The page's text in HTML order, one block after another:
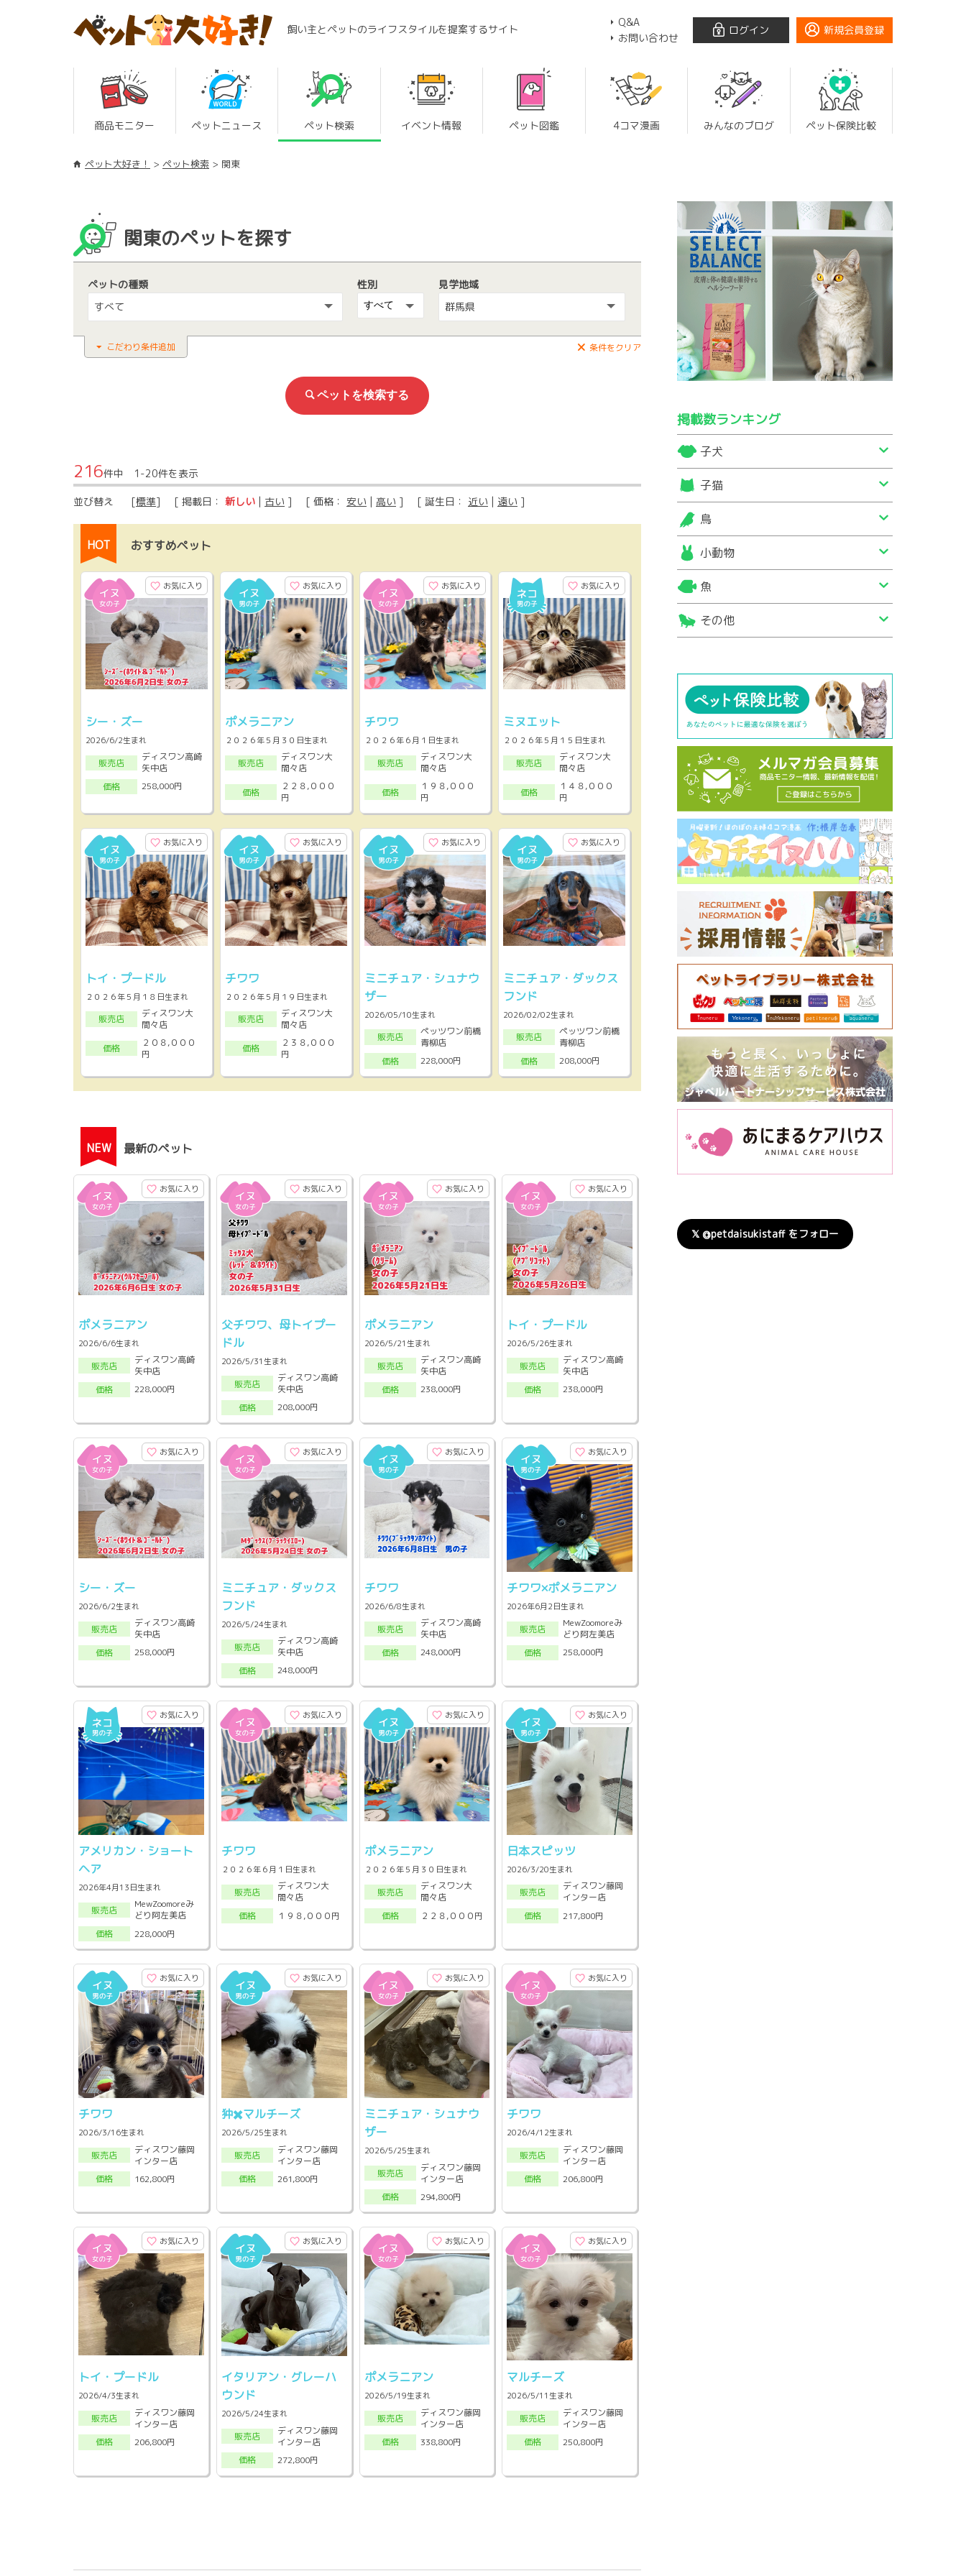
飼い主とペットのライフスタイルを提案するサイト
Q&A
お問い合わせ
ログイン 新規会員登録
商品モニター ペットニュース ペット検索 イベント情報 ペット図鑑 4コマ漫画 みんなのブログ ペット保険比較
ペット大好き！ ペット検索 関東
関東のペットを探す
ペットの種類
すべて
性別
見学地域
群馬県
こだわり条件追加 条件をクリア
216件中 1-20件を表示
並び替え [標準] [ 掲載日： 新しい | 古い ] [ 価格： 安い | 高い ] [ 誕生日： 近い | 遠い ]
HOT おすすめペット
お気に入り
シー・ズー
2026/6/2生まれ
販売店
ディスワン高崎
矢中店
価格
258,000円
お気に入り
ポメラニアン
２０２６年５月３０日生まれ
販売店
ディスワン大
間々店
価格
２２８,０００
円
お気に入り
チワワ
２０２６年６月１日生まれ
販売店
ディスワン大
間々店
価格
１９８,０００
円
お気に入り
ミヌエット
２０２６年５月１５日生まれ
販売店
ディスワン大
間々店
価格
１４８,０００
円
お気に入り
トイ・プードル
２０２６年５月１８日生まれ
販売店
ディスワン大
間々店
価格
２０８,０００
円
お気に入り
チワワ
２０２６年５月１９日生まれ
販売店
ディスワン大
間々店
価格
２３８,０００
円
お気に入り
ミニチュア・シュナウ
ザー
2026/05/10生まれ
販売店
ペッツワン前橋
青柳店
価格
228,000円
お気に入り
ミニチュア・ダックス
フンド
2026/02/02生まれ
販売店
ペッツワン前橋
青柳店
価格
208,000円
NEW 最新のペット
お気に入り
ポメラニアン
2026/6/6生まれ
販売店
ディスワン高崎
矢中店
価格
228,000円
お気に入り
父チワワ、母トイプー
ドル
2026/5/31生まれ
販売店
ディスワン高崎
矢中店
価格
208,000円
お気に入り
ポメラニアン
2026/5/21生まれ
販売店
ディスワン高崎
矢中店
価格
238,000円
お気に入り
トイ・プードル
2026/5/26生まれ
販売店
ディスワン高崎
矢中店
価格
238,000円
お気に入り
シー・ズー
2026/6/2生まれ
販売店
ディスワン高崎
矢中店
価格
258,000円
お気に入り
ミニチュア・ダックス
フンド
2026/5/24生まれ
販売店
ディスワン高崎
矢中店
価格
248,000円
お気に入り
チワワ
2026/6/8生まれ
販売店
ディスワン高崎
矢中店
価格
248,000円
お気に入り
チワワ×ポメラニアン
2026年6月2日生まれ
販売店
MewZoomoreみ
どり阿左美店
価格
258,000円
お気に入り
アメリカン・ショート
ヘア
2026年4月13日生まれ
販売店
MewZoomoreみ
どり阿左美店
価格
228,000円
お気に入り
チワワ
２０２６年６月１日生まれ
販売店
ディスワン大
間々店
価格
１９８,０００円
お気に入り
ポメラニアン
２０２６年５月３０日生まれ
販売店
ディスワン大
間々店
価格
２２８,０００円
お気に入り
日本スピッツ
2026/3/20生まれ
販売店
ディスワン藤岡
インター店
価格
217,800円
お気に入り
チワワ
2026/3/16生まれ
販売店
ディスワン藤岡
インター店
価格
162,800円
お気に入り
狆✖️マルチーズ
2026/5/25生まれ
販売店
ディスワン藤岡
インター店
価格
261,800円
お気に入り
ミニチュア・シュナウ
ザー
2026/5/25生まれ
販売店
ディスワン藤岡
インター店
価格
294,800円
お気に入り
チワワ
2026/4/12生まれ
販売店
ディスワン藤岡
インター店
価格
206,800円
お気に入り
トイ・プードル
2026/4/3生まれ
販売店
ディスワン藤岡
インター店
価格
206,800円
お気に入り
イタリアン・グレーハ
ウンド
2026/5/24生まれ
販売店
ディスワン藤岡
インター店
価格
272,800円
お気に入り
ポメラニアン
2026/5/19生まれ
販売店
ディスワン藤岡
インター店
価格
338,800円
お気に入り
マルチーズ
2026/5/11生まれ
販売店
ディスワン藤岡
インター店
価格
250,800円
掲載数ランキング
子犬
子猫
鳥
小動物
魚
その他
𝕏 @petdaisukistaff をフォロー